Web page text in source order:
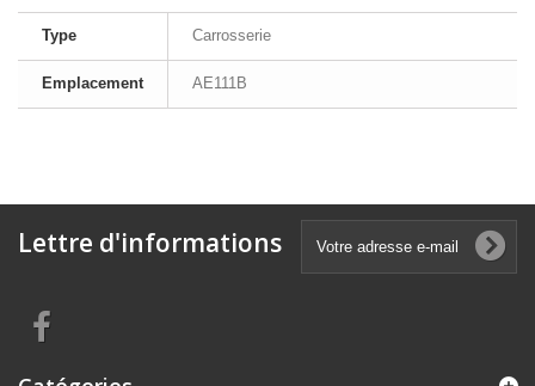
Type Carrosserie
Emplacement AE111B
Lettre d'informations